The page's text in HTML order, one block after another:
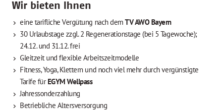
Wir bieten Ihnen
eine tarifliche Vergütung nach demTV AWO Bayern
30 Urlaubstage zzgl. 2 Regenerationstage (bei 5 Tagewoche);
24.12. und 31.12. frei
Gleitzeit und flexible Arbeitszeitmodelle
Fitness, Yoga, Klettern und noch viel mehr durch vergünstigte
Tarife für EGYM Wellpass
Jahressonderzahlung
Betriebliche Altersversorgung